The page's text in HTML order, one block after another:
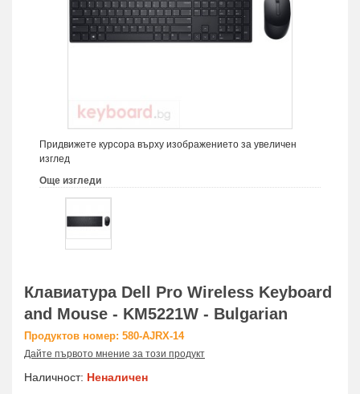
Придвижете курсора върху изображението за увеличен
изглед
Още изгледи
Клавиатура Dell Pro Wireless Keyboard
and Mouse - KM5221W - Bulgarian
Продуктов номер: 580-AJRX-14
Дайте първото мнение за този продукт
Наличност: Неналичен